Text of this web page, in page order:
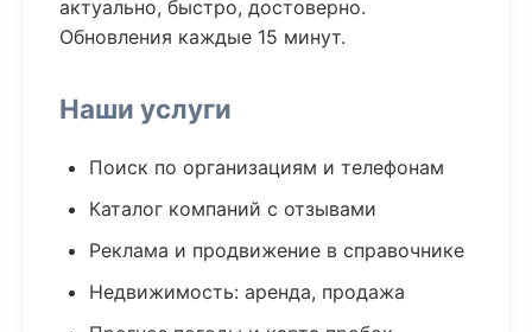
актуально, быстро, достоверно.
Обновления каждые 15 минут.
Наши услуги
Поиск по организациям и телефонам
Каталог компаний с отзывами
Реклама и продвижение в справочнике
Недвижимость: аренда, продажа